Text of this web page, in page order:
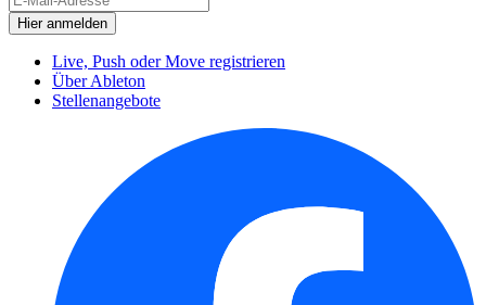
Live, Push oder Move registrieren
Über Ableton
Stellenangebote